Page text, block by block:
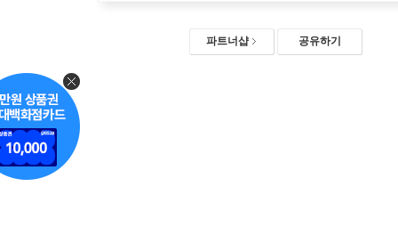
파트너샵 공유하기